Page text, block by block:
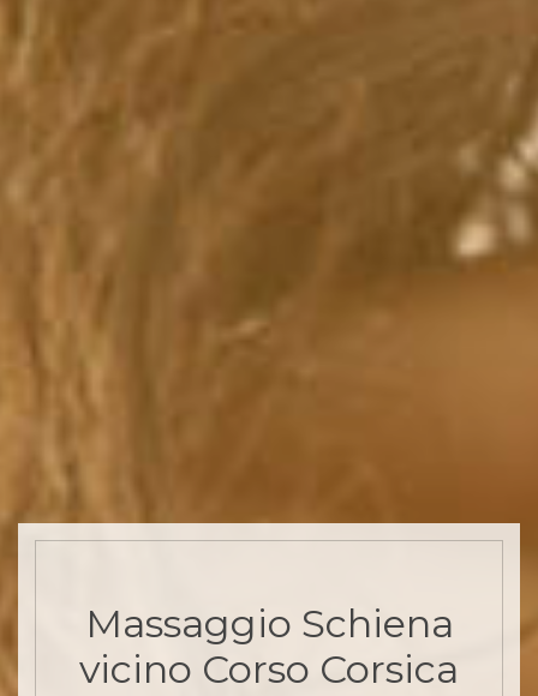
Massaggio Schiena
vicino Corso Corsica